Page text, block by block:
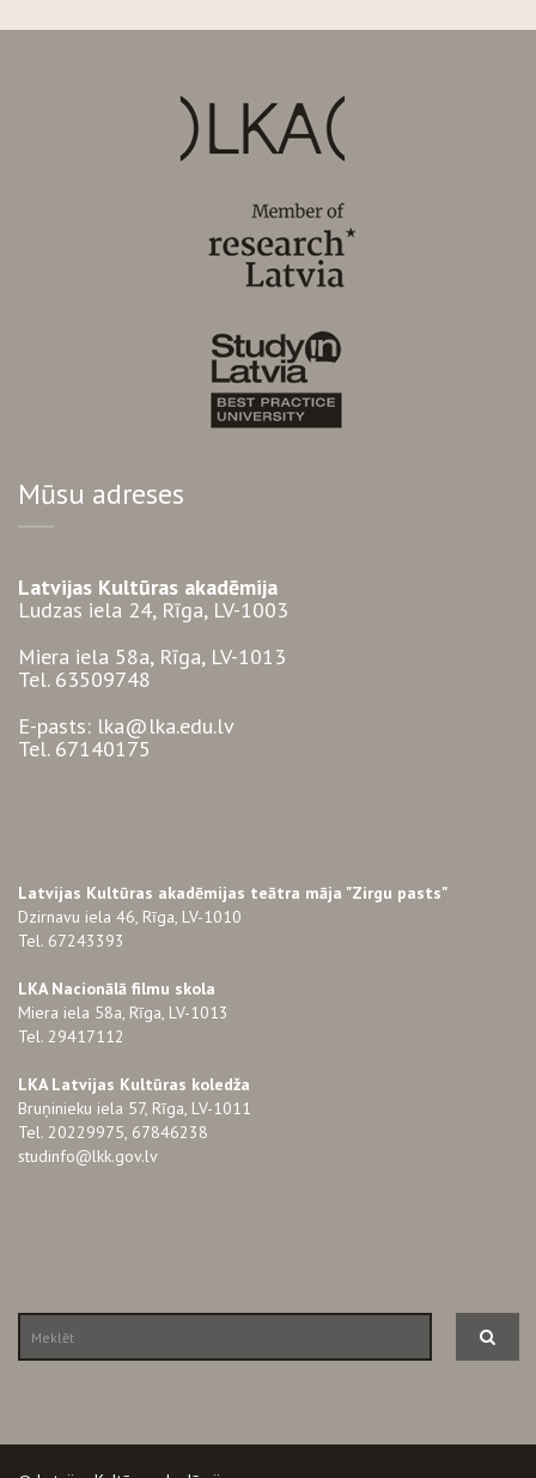
Mūsu adreses
Latvijas Kultūras akadēmija
Ludzas iela 24, Rīga, LV-1003
Miera iela 58a, Rīga, LV-1013
Tel. 63509748
E-pasts: lka@lka.edu.lv
Tel. 67140175
Latvijas Kultūras akadēmijas teātra māja "Zirgu pasts"
Dzirnavu iela 46, Rīga, LV-1010
Tel. 67243393
LKA Nacionālā filmu skola
Miera iela 58a, Rīga, LV-1013
Tel. 29417112
LKA Latvijas Kultūras koledža
Bruņinieku iela 57, Rīga, LV-1011
Tel. 20229975, 67846238
studinfo@lkk.gov.lv